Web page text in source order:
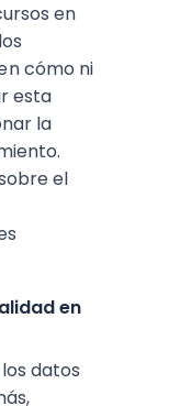
en
cómo ni
esta
la
el
en
datos